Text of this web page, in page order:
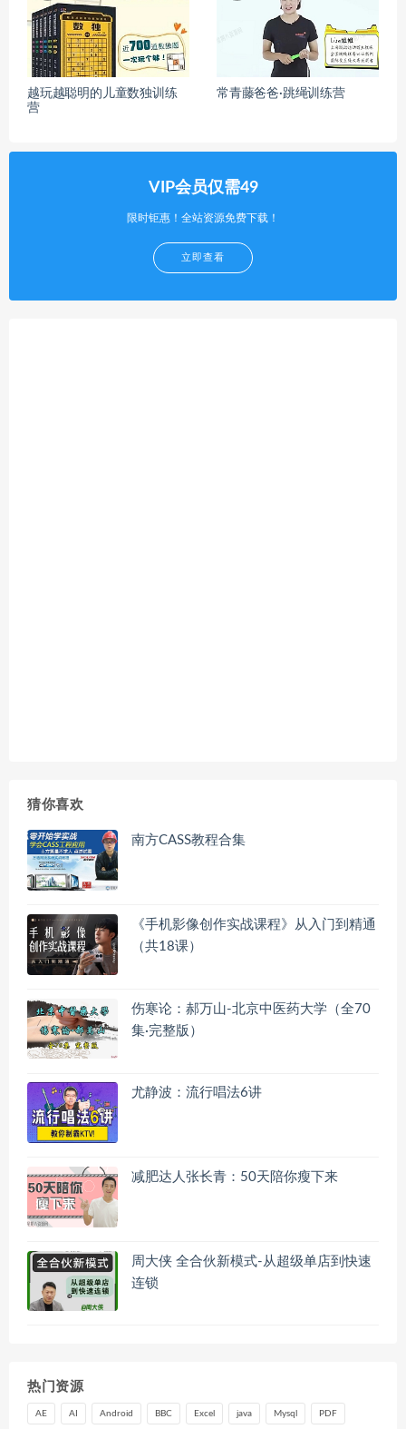
越玩越聪明的儿童数独训练
营
常青藤爸爸·跳绳训练营
VIP会员仅需49
限时钜惠！全站资源免费下载！
立即查看
猜你喜欢
南方CASS教程合集
《手机影像创作实战课程》从入门到精通
（共18课）
伤寒论：郝万山-北京中医药大学（全70
集·完整版）
尤静波：流行唱法6讲
减肥达人张长青：50天陪你瘦下来
周大侠 全合伙新模式-从超级单店到快速
连锁
热门资源
AE AI Android BBC Excel java Mysql PDF